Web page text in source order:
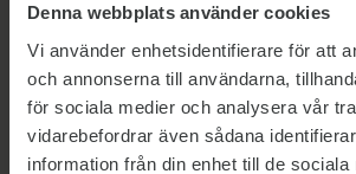
Denna webbplats använder cookies
Vi använder enhetsidentifierare för att
och annonserna till användarna,
för sociala medier och analysera vår
vidarebefordrar även sådana
information från din enhet till de sociala
Länk till: Schema
Schema
Logga in